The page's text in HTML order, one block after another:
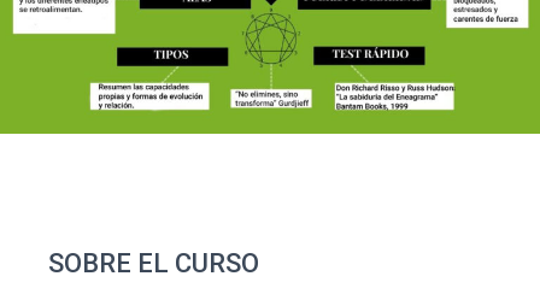
SOBRE EL CURSO